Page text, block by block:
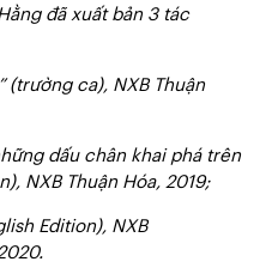
đã xuất bản 3 tác
(trường ca), NXB Thuận
dấu chân khai phá trên
NXB Thuận Hóa, 2019;
Edition), NXB